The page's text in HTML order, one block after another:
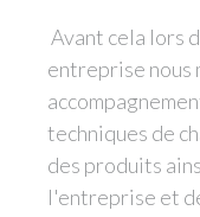
Avant cela lors
entreprise nous
techniques de
des produits
l'entreprise et